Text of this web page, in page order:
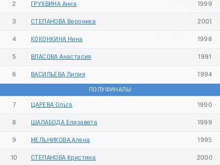
2 ГРУХВИНА Анна 1999
3 СТЕПАНОВА Вероника 2001
4 КОКОНКИНА Нина 1998
5 ВЛАСОВА Анастасия 1991
6 ВАСИЛЬЕВА Лилия 1994
ПОЛУФИНАЛЫ
7 ЦАРЕВА Ольга 1990
8 ШАЛАБОДА Елизавета 1999
9 МЕЛЬНИКОВА Алена 1995
10 СТЕПАНОВА Кристина 2000